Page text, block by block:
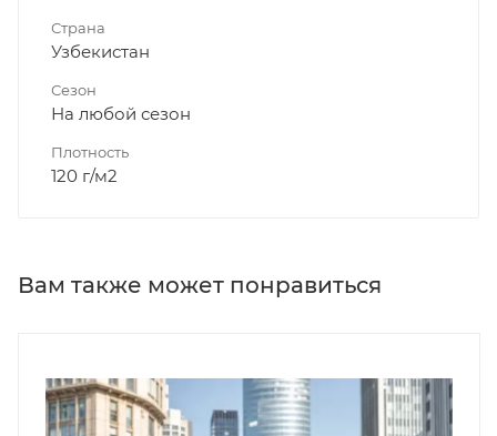
Страна
Узбекистан
Сезон
На любой сезон
Плотность
120 г/м2
Вам также может понравиться